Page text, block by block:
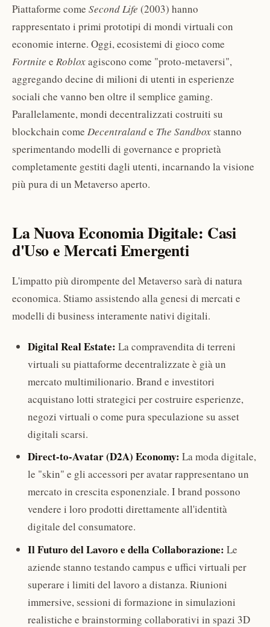
Piattaforme come Second Life (2003) hanno
rappresentato i primi prototipi di mondi virtuali con
economie interne. Oggi, ecosistemi di gioco come
Fortnite e Robloxagiscono come "proto-metaversi",
aggregando decine di milioni di utenti in esperienze
sociali che vanno ben oltre il semplice gaming.
Parallelamente, mondi decentralizzati costruiti su
blockchain come Decentralande The Sandbox stanno
sperimentando modelli di governance e proprietà
completamente gestiti dagli utenti, incarnando la visione
più pura di un Metaverso aperto.
La Nuova Economia Digitale: Casi
d'Uso e Mercati Emergenti
L'impatto più dirompente del Metaverso sarà di natura
economica. Stiamo assistendo alla genesi di mercati e
modelli di business interamente nativi digitali.
Digital Real Estate: La compravendita di terreni
virtuali su piattaforme decentralizzate è già un
mercato multimilionario. Brand e investitori
acquistano lotti strategici per costruire esperienze,
negozi virtuali o come pura speculazione su asset
digitali scarsi.
Direct-to-Avatar (D2A) Economy: La moda digitale,
le "skin" e gli accessori per avatar rappresentano un
mercato in crescita esponenziale. I brand possono
vendere i loro prodotti direttamente all'identità
digitale del consumatore.
Il Futuro del Lavoro e della Collaborazione: Le
aziende stanno testando campus e uffici virtuali per
superare i limiti del lavoro a distanza. Riunioni
immersive, sessioni di formazione in simulazioni
realistiche e brainstorming collaborativi in spazi 3D